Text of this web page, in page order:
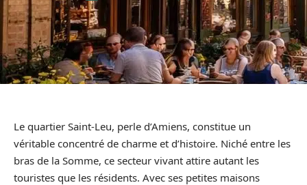
Le quartier Saint-Leu, perle d’Amiens, constitue un
véritable concentré de charme et d’histoire. Niché entre les
bras de la Somme, ce secteur vivant attire autant les
touristes que les résidents. Avec ses petites maisons